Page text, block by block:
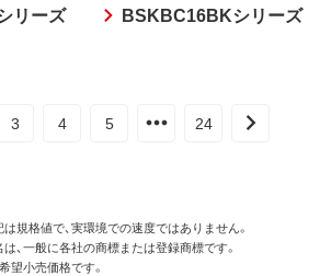
リーズ BSKBC16BKシリーズ
3 4 5 24
規格値で、実環境での速度ではありません。
、一般に各社の商標または登録商標です。
望小売価格です。